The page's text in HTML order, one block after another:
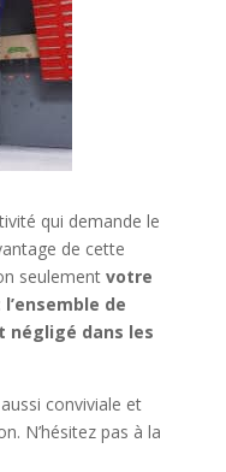
qui demande le
de cette
seulement votre
de
négligé dans les
conviviale et
N’hésitez pas à la